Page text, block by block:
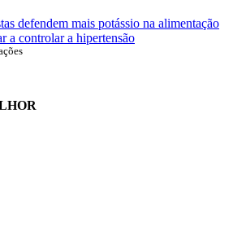
defendem mais potássio na alimentação
a controlar a hipertensão